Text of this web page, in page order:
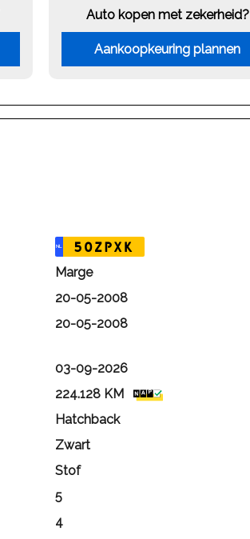
Auto kopen met zekerheid?
Aankoopkeuring plannen
NL 50ZPXK
Marge
20-05-2008
20-05-2008
03-09-2026
224.128 KM
Hatchback
Zwart
Stof
5
4